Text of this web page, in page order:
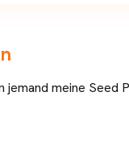
jemand meine Seed